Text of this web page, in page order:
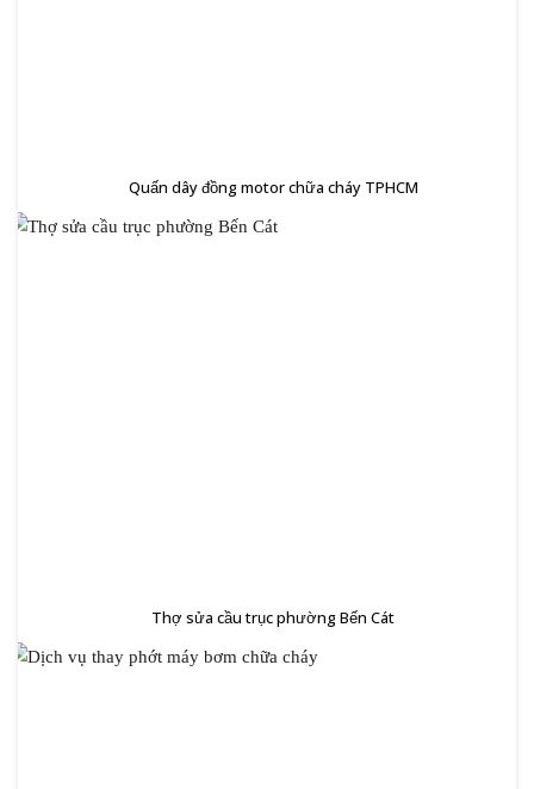
Quấn dây đồng motor chữa cháy TPHCM
Thợ sửa cầu trục phường Bến Cát